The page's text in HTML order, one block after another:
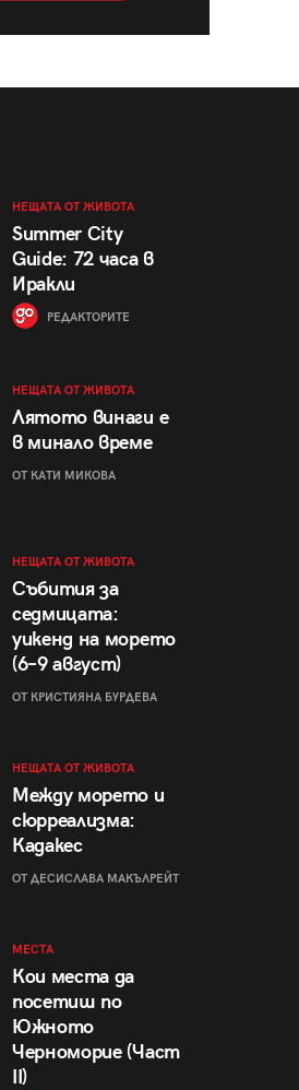
НЕЩАТА ОТ ЖИВОТА
Summer City
Guide: 72 часа в
Иракли
РЕДАКТОРИТЕ
НЕЩАТА ОТ ЖИВОТА
Лятото винаги е
в минало време
ОТ КАТИ МИКОВА
НЕЩАТА ОТ ЖИВОТА
Събития за
седмицата:
уикенд на морето
(6–9 август)
ОТ КРИСТИЯНА БУРДЕВА
НЕЩАТА ОТ ЖИВОТА
Между морето и
сюрреализма:
Кадакес
ОТ ДЕСИСЛАВА МАКЪЛРЕЙТ
МЕСТА
Кои места да
посетиш по
Южното
Черноморие (Част
II)